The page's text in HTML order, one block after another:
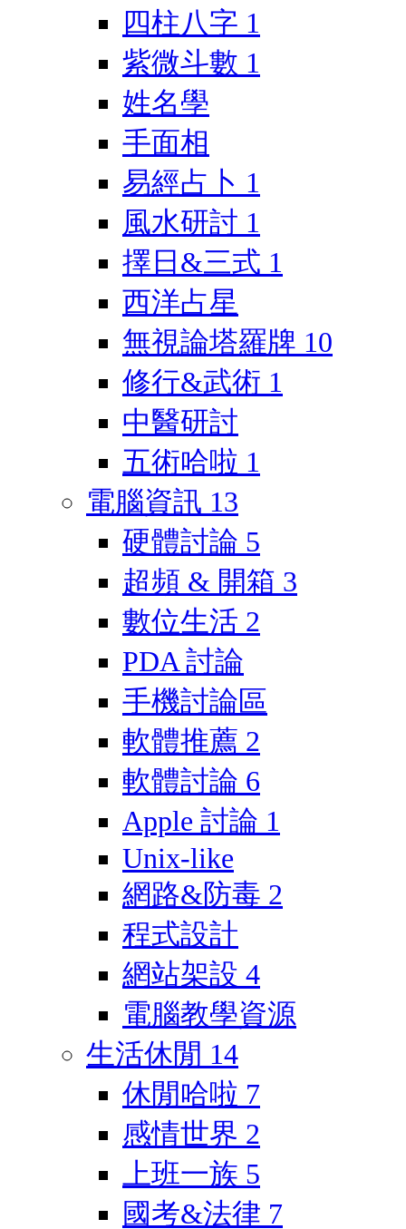
四柱八字 1
紫微斗數 1
姓名學
手面相
易經占卜 1
風水研討 1
擇日&三式 1
西洋占星
無視論塔羅牌 10
修行&武術 1
中醫研討
五術哈啦 1
電腦資訊 13
硬體討論 5
超頻 & 開箱 3
數位生活 2
PDA 討論
手機討論區
軟體推薦 2
軟體討論 6
Apple 討論 1
Unix-like
網路&防毒 2
程式設計
網站架設 4
電腦教學資源
生活休閒 14
休閒哈啦 7
感情世界 2
上班一族 5
國考&法律 7